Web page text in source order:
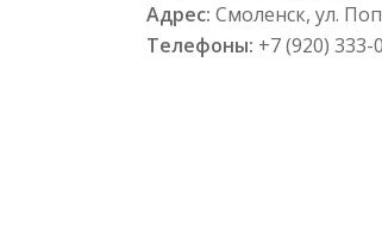
Адрес:Смоленск, ул.
Телефоны: +7 (920) 333-